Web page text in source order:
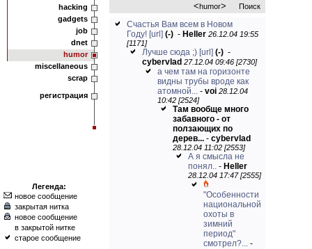
hacking
gadgets
job
dnet
humor
miscellaneous
scrap
регистрация
Легенда:
новое сообщение
закрытая нитка
новое сообщение
в закрытой нитке
старое сообщение
<humor> Поиск
Счастья Вам всем в Новом
Году! [url] (-) - Heller 26.12.04 19:55
[1171]
Лучше сюда ;) [url] (-) -
cybervlad 27.12.04 09:46 [2730]
а чем там на горизонте
видны трубы вроде как
атомной... - voi 28.12.04
10:42 [2524]
Там вообще много
забавного - от
ползающих по
дерев... - cybervlad
28.12.04 11:02 [2553]
А я смысла не
понял.. - Heller
28.12.04 17:47 [2555]
"Особенности
национальной
охоты в
зимний
период"
смотрел?... -